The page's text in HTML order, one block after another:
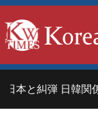
と糾弾 日韓関係